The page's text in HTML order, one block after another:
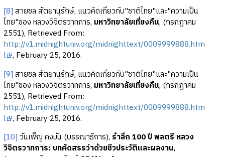
[8] สายชล สัตยานุรักษ์, แนวคิดเกี่ยวกับ"ชาติไทย"และ"ความเป็น
ไทย"ของ หลวงวิจิตรวาทการ, มหาวิทยาลัยเที่ยงคืน, (กรกฎาคม
2551), Retrieved From:
http://v1.midnightuniv.org/midnighttext/0009999888.htm
l , February 25, 2016.
[9] สายชล สัตยานุรักษ์, แนวคิดเกี่ยวกับ"ชาติไทย"และ"ความเป็น
ไทย"ของ หลวงวิจิตรวาทการ, มหาวิทยาลัยเที่ยงคืน, (กรกฎาคม
2551), Retrieved From:
http://v1.midnightuniv.org/midnighttext/0009999888.htm
l , February 25, 2016.
[10] วันเพ็ญ คงมั่น (บรรณาธิการ), รำลึก 100 ปี พลตรี หลวง
วิจิตรวาทการ: บทคัดสรรว่าด้วยชีวประวัติและผลงาน,